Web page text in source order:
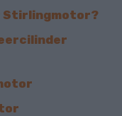
Stirlingmotor?